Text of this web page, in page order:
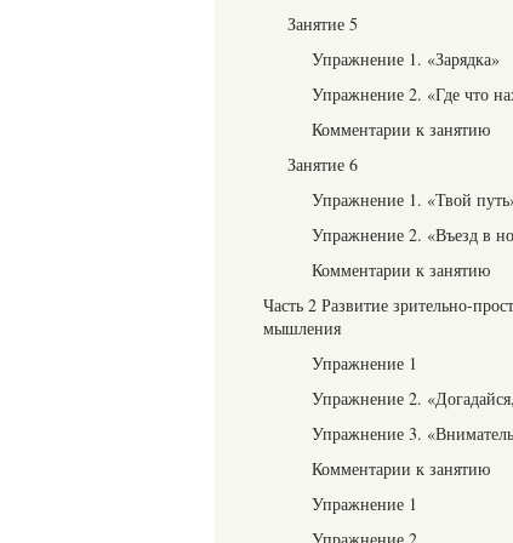
Занятие 5
Упражнение 1. «Зарядка»
Упражнение 2. «Где что
Комментарии к занятию
Занятие 6
Упражнение 1. «Твой
Упражнение 2. «Въезд в
Комментарии к занятию
Часть 2 Развитие зрительно-
мышления
Упражнение 1
Упражнение 2.
Упражнение 3.
Комментарии к занятию
Упражнение 1